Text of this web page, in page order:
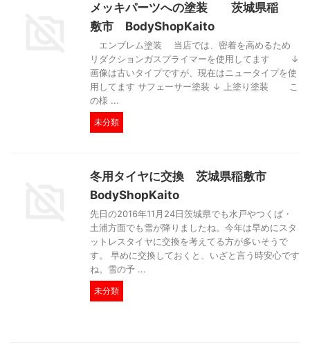
メッキパーツへの塗装 茨城県稲
敷市 BodyShopKaito
エンブレム塗装 当店では、密着を高めるため
リダクションガスプライマーを使用してます ↓
画像は古いタイプですが、現在はニュータイプを使
用してます サフェーサー塗装 ↓ 上塗り塗装 こ
の様 ...
未分類
冬用タイヤに交換 茨城県稲敷市
BodyShopKaito
先日の2016年11月24日茨城県でも水戸やつくば・
土浦方面でも雪が降りましたね。今年は早めにスタ
ットレスタイヤに交換を考えてる方が多いそうで
す。 早めに交換しておくと、いざと言う時安心です
ね。雪の予 ...
未分類